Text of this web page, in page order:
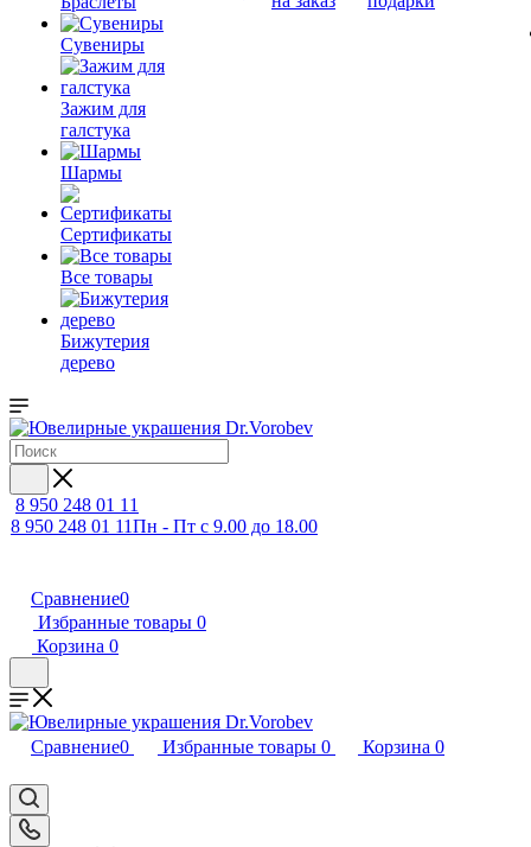
Сувениры
Зажим для
галстука
Шармы
Сертификаты
Все товары
Бижутерия
дерево
8 950 248 01 11
8 950 248 01 11Пн - Пт с 9.00 до 18.00
Сравнение0
Избранные товары 0
Корзина 0
Сравнение0 Избранные товары 0 Корзина 0